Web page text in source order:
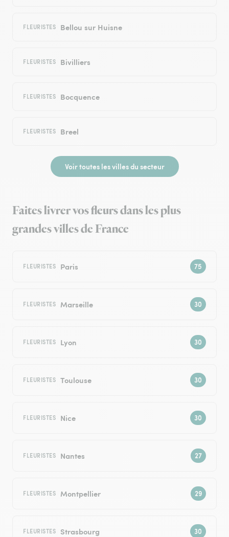
FLEURISTES Bellou sur Huisne
FLEURISTES Bivilliers
FLEURISTES Bocquence
FLEURISTES Breel
Voir toutes les villes du secteur
Faites livrer vos fleurs dans les plus
grandes villes de France
FLEURISTES Paris
FLEURISTES Marseille
FLEURISTES Lyon
FLEURISTES Toulouse
FLEURISTES Nice
FLEURISTES Nantes
FLEURISTES Montpellier
FLEURISTES Strasbourg